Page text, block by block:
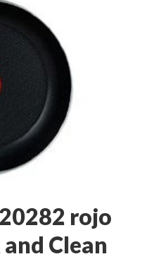
rojo
Clean